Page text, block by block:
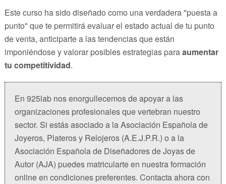
Este curso ha sido diseñado como una verdadera "puesta a
punto" que te permitirá evaluar el estado actual de tu punto
de venta, anticiparte a las tendencias que están
imponiéndose y valorar posibles estrategias paraaumentar
tu competitividad.
En 925lab nos enorgullecemos de apoyar a las
organizaciones profesionales que vertebran nuestro
sector. Si estás asociado a la Asociación Española de
Joyeros, Plateros y Relojeros (A.E.J.P.R.) o a la
Asociación Española de Diseñadores de Joyas de
Autor (AJA) puedes matricularte en nuestra formación
online en condiciones preferentes. Contacta ahora con